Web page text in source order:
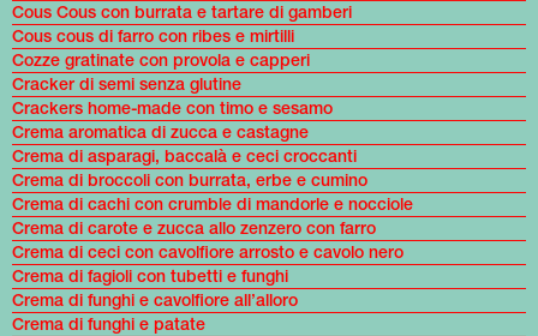
Cous Cous con burrata e tartare di gamberi
Cous cous di farro con ribes e mirtilli
Cozze gratinate con provola e capperi
Cracker di semi senza glutine
Crackers home-made con timo e sesamo
Crema aromatica di zucca e castagne
Crema di asparagi, baccalà e ceci croccanti
Crema di broccoli con burrata, erbe e cumino
Crema di cachi con crumble di mandorle e nocciole
Crema di carote e zucca allo zenzero con farro
Crema di ceci con cavolfiore arrosto e cavolo nero
Crema di fagioli con tubetti e funghi
Crema di funghi e cavolfiore all’alloro
Crema di funghi e patate